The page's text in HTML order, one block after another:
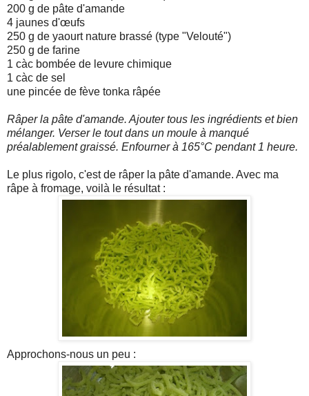
200 g de pâte d'amande
4 jaunes d'œufs
250 g de yaourt nature brassé (type "Velouté")
250 g de farine
1 càc bombée de levure chimique
1 càc de sel
une pincée de fève tonka râpée
Râper la pâte d'amande. Ajouter tous les ingrédients et bien
mélanger. Verser le tout dans un moule à manqué
préalablement graissé. Enfourner à 165°C pendant 1 heure.
Le plus rigolo, c'est de râper la pâte d'amande. Avec ma
râpe à fromage, voilà le résultat :
Approchons-nous un peu :